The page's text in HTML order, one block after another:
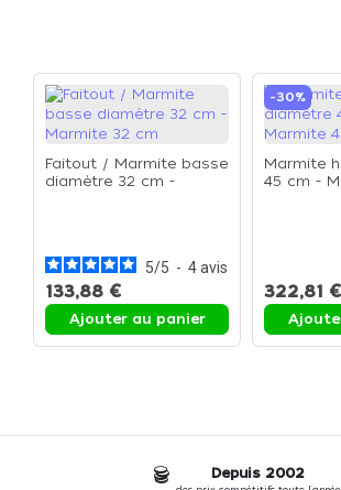
Faitout / Marmite basse
diamètre 32 cm -
5/5 - 4avis
133,88 €
Ajouter au panier
-30%
Marmite
45 cm -
322,81 €
Depuis 2002